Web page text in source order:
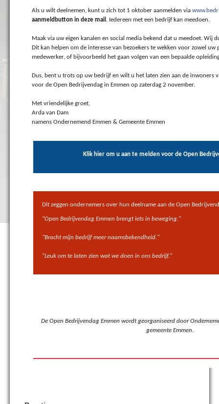
Als u wilt deelnemen, kunt u zich tot 1 oktober aanmelden via
aanmeldbutton in deze mail . Iedereen met een bedrijf kan meedoen.
Maak via uw eigen kanalen en social media bekend dat u meedoet. Wij
Dit kan helpen om de interesse van bezoekers te wekken voor zowel uw
medewerker, of bijvoorbeeld het gaan volgen van een bepaalde
Dus, bent u trots op uw bedrijf en wilt u het laten zien aan de inwoners
voor de Open Bedrijvendag in Emmen op zaterdag 2 november.
Met vriendelijke groet,
Arda van Dam
namens Ondernemend Emmen & Gemeente Emmen
Klik hier om u aan te melden voor de Open
Dit zeggen ondernemers over hun deelname aan de Open
"Open Bedrijvendag Emmen brengt iets in beweging."
"Bracht mijn bedrijf meer naamsbekendheid."
"Leuk om te laten zien wat we doen in ons bedrijf."
De Open Bedrijvendag Emmen wordt georganiseerd door
gemeente Emmen.